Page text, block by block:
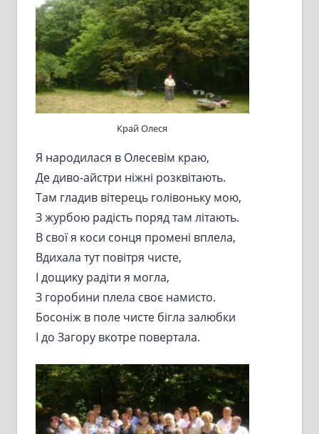
Край Олеся
Я народилася в Олесевім краю,
Де диво-айстри ніжні розквітають.
Там гладив вітерець голівоньку мою,
З журбою радість поряд там літають.
В свої я коси сонця промені вплела,
Вдихала тут повітря чисте,
І дощику радіти я могла,
З горобини плела своє намисто.
Босоніж в поле чисте бігла залюбки
І до Загору вкотре повертала.